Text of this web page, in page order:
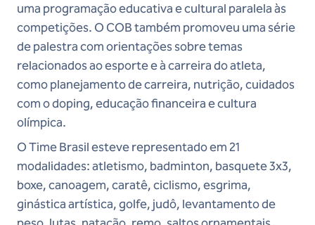
uma programação educativa e cultural paralela às
competições. O COB também promoveu uma série
de palestra com orientações sobre temas
relacionados ao esporte e à carreira do atleta,
como planejamento de carreira, nutrição, cuidados
com o doping, educação financeira e cultura
olímpica.
O Time Brasil esteve representado em 21
modalidades: atletismo, badminton, basquete 3x3,
boxe, canoagem, caratê, ciclismo, esgrima,
ginástica artística, golfe, judô, levantamento de